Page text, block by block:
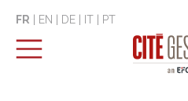
FR EN DE IT PT